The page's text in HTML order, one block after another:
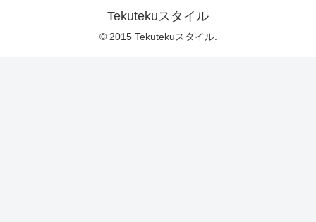
Tekutekuスタイル
© 2015 Tekutekuスタイル.